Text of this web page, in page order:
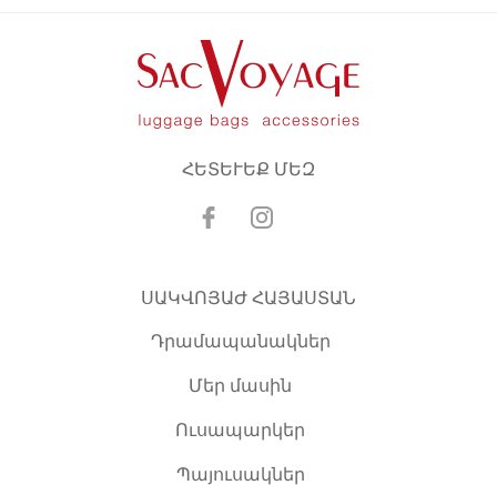
ՀԵՏԵՒԵՔ ՄԵԶ
ՍԱԿՎՈՅԱԺ ՀԱՅԱՍՏԱՆ
Դրամապանակներ
Մեր մասին
Ուսապարկեր
Պայուսակներ